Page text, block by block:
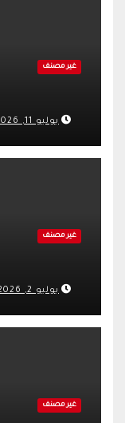
غير مصنف
يوليو 11, 2026
غير مصنف
يوليو 2, 2026
غير مصنف